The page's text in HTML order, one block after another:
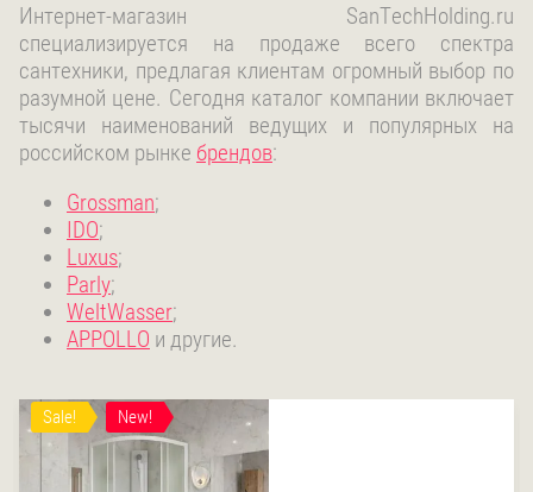
Интернет-магазин SanTechHolding.ru
специализируется на продаже всего спектра
сантехники, предлагая клиентам огромный выбор по
разумной цене. Сегодня каталог компании включает
тысячи наименований ведущих и популярных на
российском рынке брендов:
Grossman;
IDO;
Luxus;
Parly;
WeltWasser;
APPOLLO и другие.
Sale! New!